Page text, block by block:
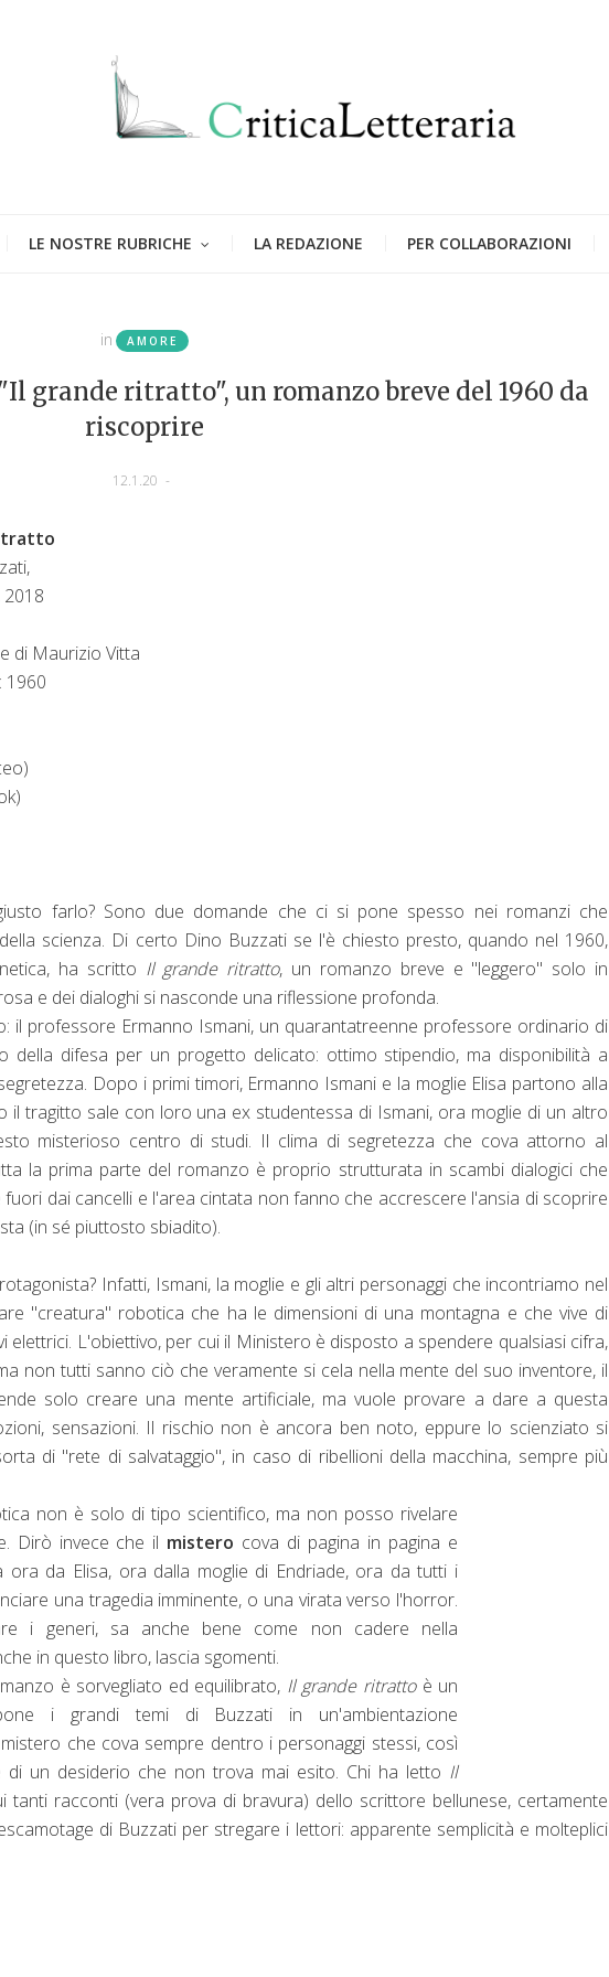
LE NOSTRE RUBRICHE LA REDAZIONE PER COLLABORAZIONI
in AMORE
grande ritratto", un romanzo breve del 1960 da
riscoprire
12.1.20 -
di Maurizio Vitta
1960
farlo? Sono due domande che ci si pone spesso nei romanzi che
scienza. Di certo Dino Buzzati se l'è chiesto presto, quando nel 1960,
ha scritto Il grande ritratto, un romanzo breve e "leggero" solo in
e dei dialoghi si nasconde una riflessione profonda.
il professore Ermanno Ismani, un quarantatreenne professore ordinario di
della difesa per un progetto delicato: ottimo stipendio, ma disponibilità a
Dopo i primi timori, Ermanno Ismani e la moglie Elisa partono alla
il tragitto sale con loro una ex studentessa di Ismani, ora moglie di un altro
misterioso centro di studi. Il clima di segretezza che cova attorno al
la prima parte del romanzo è proprio strutturata in scambi dialogici che
dai cancelli e l'area cintata non fanno che accrescere l'ansia di scoprire
(in sé piuttosto sbiadito).
Infatti, Ismani, la moglie e gli altri personaggi che incontriamo nel
"creatura" robotica che ha le dimensioni di una montagna e che vive di
elettrici. L'obiettivo, per cui il Ministero è disposto a spendere qualsiasi cifra,
non tutti sanno ciò che veramente si cela nella mente del suo inventore, il
solo creare una mente artificiale, ma vuole provare a dare a questa
sensazioni. Il rischio non è ancora ben noto, eppure lo scienziato si
di "rete di salvataggio", in caso di ribellioni della macchina, sempre più
non è solo di tipo scientifico, ma non posso rivelare
Dirò invece che il mistero cova di pagina in pagina e
ora da Elisa, ora dalla moglie di Endriade, ora da tutti i
una tragedia imminente, o una virata verso l'horror.
i generi, sa anche bene come non cadere nella
in questo libro, lascia sgomenti.
è sorvegliato ed equilibrato, Il grande ritrattoè un
i grandi temi di Buzzati in un'ambientazione
che cova sempre dentro i personaggi stessi, così
un desiderio che non trova mai esito. Chi ha letto Il
racconti (vera prova di bravura) dello scrittore bellunese, certamente
di Buzzati per stregare i lettori: apparente semplicità e molteplici